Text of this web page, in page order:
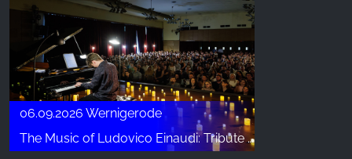
06.09.2026 Wernigerode
The Music of Ludovico Einaudi: Tribute - Klavierkonzert